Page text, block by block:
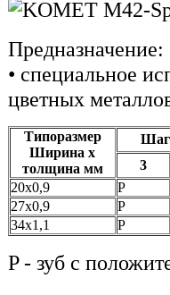
Предназначение:
• специальное
цветных
Типоразмер
Ширина х
толщина мм
Шаг
3
20x0,9
P
27х0,9
P
34х1,1
P
P - зуб с